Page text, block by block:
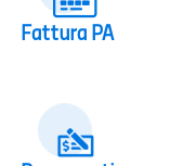
Fattura PA